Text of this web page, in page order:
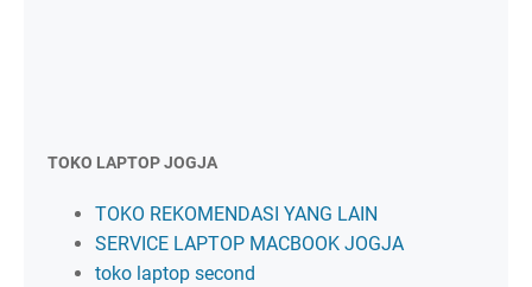
TOKO LAPTOP JOGJA
TOKO REKOMENDASI YANG LAIN
SERVICE LAPTOP MACBOOK JOGJA
toko laptop second